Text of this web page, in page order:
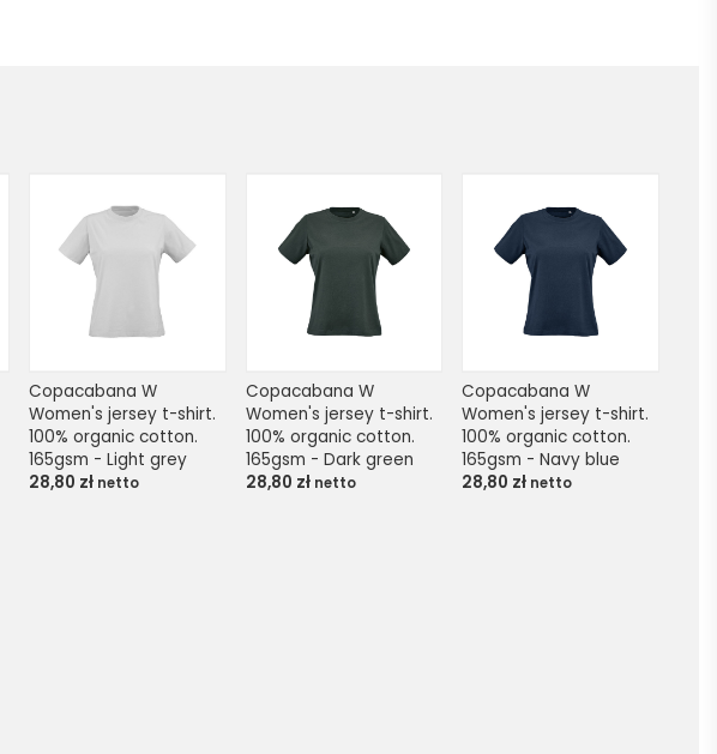
Copacabana W
Women's jersey t-shirt.
100% organic cotton.
165gsm - Light grey
28,80 zł netto
Copacabana W
Women's jersey t-shirt.
100% organic cotton.
165gsm - Dark green
28,80 zł netto
Copacabana W
Women's jersey t-shirt.
100% organic cotton.
165gsm - Navy blue
28,80 zł netto